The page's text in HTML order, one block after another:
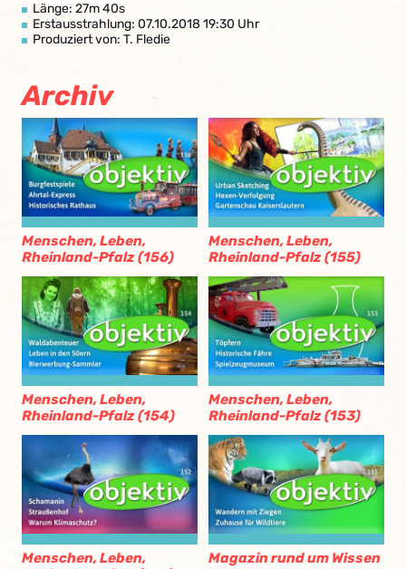
Länge: 27m 40s
Erstausstrahlung: 07.10.2018 19:30 Uhr
Produziert von: T. Fledie
Archiv
Menschen, Leben,
Rheinland-Pfalz (156)
Menschen, Leben,
Rheinland-Pfalz (155)
Menschen, Leben,
Rheinland-Pfalz (154)
Menschen, Leben,
Rheinland-Pfalz (153)
Menschen, Leben,
Magazin rund um Wissen